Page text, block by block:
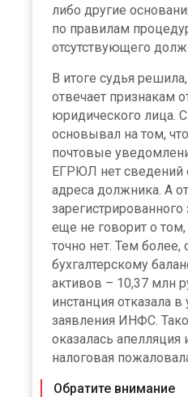
либо другие
по правилам
отсутствующего
В итоге судья
отвечает признакам
юридического лица.
основывал на том,
почтовые
ЕГРЮЛ нет сведений
адреса должника. А
еще не говорит о том,
точно нет. Тем более,
бухгалтерскому
активов – 10,37 млн
инстанция отказала
заявления ИНФС.
оказалась апелляция
налоговая
Обратите внимание